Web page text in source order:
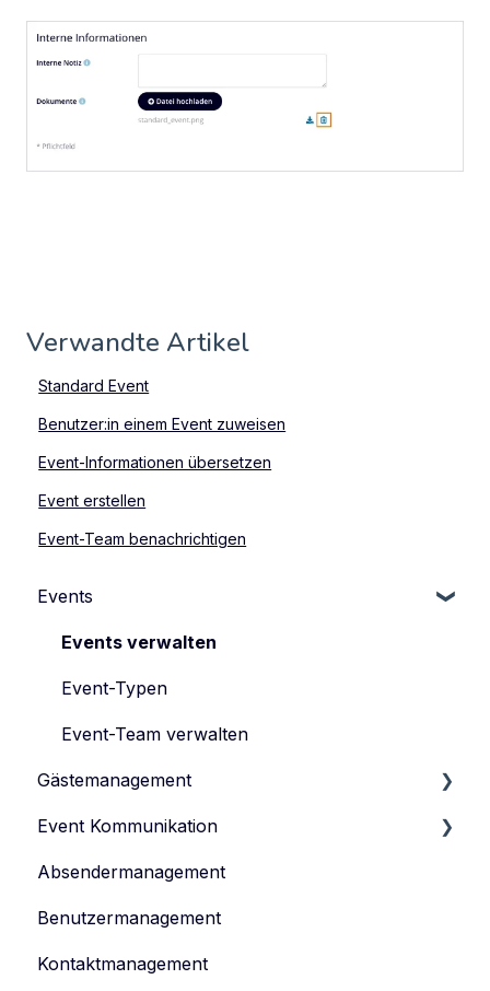
Verwandte Artikel
Standard Event
Benutzer:in einem Event zuweisen
Event-Informationen übersetzen
Event erstellen
Event-Team benachrichtigen
Events
Events verwalten
Event-Typen
Event-Team verwalten
Gästemanagement
Gästeliste verwalten
Gästedaten verwalten
Anmeldeformular
Tickets verwalten
Event Kommunikation
Inhalte erstellen und veröffentlichen
Einladen
Feedback-Umfrage
Absendermanagement
Benutzermanagement
Kontaktmanagement